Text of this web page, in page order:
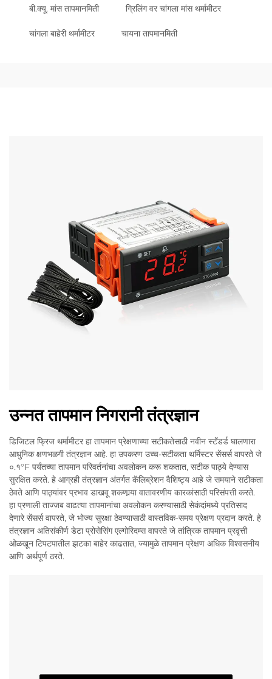
बी.क्यू. मांस तापमानमिती ग्रिलिंग वर चांगला मांस थर्मामीटर
चांगला बाहेरी थर्मामीटर चायना तापमानमिती
उन्नत तापमान निगरानी तंत्रज्ञान
डिजिटल फ्रिज थर्मामीटर हा तापमान प्रेक्षणाच्या सटीकतेसाठी नवीन स्टॅंडर्ड घालणारा
आधुनिक क्षणभळगी तंत्रज्ञान आहे. हा उपकरण उच्च-सटीकता थर्मिस्टर सेंसर्स वापरते जे
०.१°F पर्यंतच्या तापमान परिवर्तनांचा अवलोकन करू शकतात, सटीक पाठ्ये देण्यास
सुरक्षित करते. हे आग्रही तंत्रज्ञान अंतर्गत कॅलिब्रेशन वैशिष्ट्य आहे जे समयाने सटीकता
ठेवते आणि पाठ्यांवर प्रभाव डाखवू शकणार्‍या वातावरणीय कारकांसाठी परिसंपत्ती करते.
हा प्रणाली ताज्जब वाढत्या तापमानांचा अवलोकन करण्यासाठी सेकंदांमध्ये प्रतिसाद
देणारे सेंसर्स वापरते, जे भोज्य सुरक्षा ठेवण्यासाठी वास्तविक-समय प्रेक्षण प्रदान करते. हे
तंत्रज्ञान अतिसंकीर्ण डेटा प्रोसेसिंग एल्गोरिदम्स वापरते जे तांत्रिक तापमान प्रवृत्ती
ओळखून टिपटपातील झटका बाहेर काढतात, ज्यामुळे तापमान प्रेक्षण अधिक विश्वसनीय
आणि अर्थपूर्ण ठरते.